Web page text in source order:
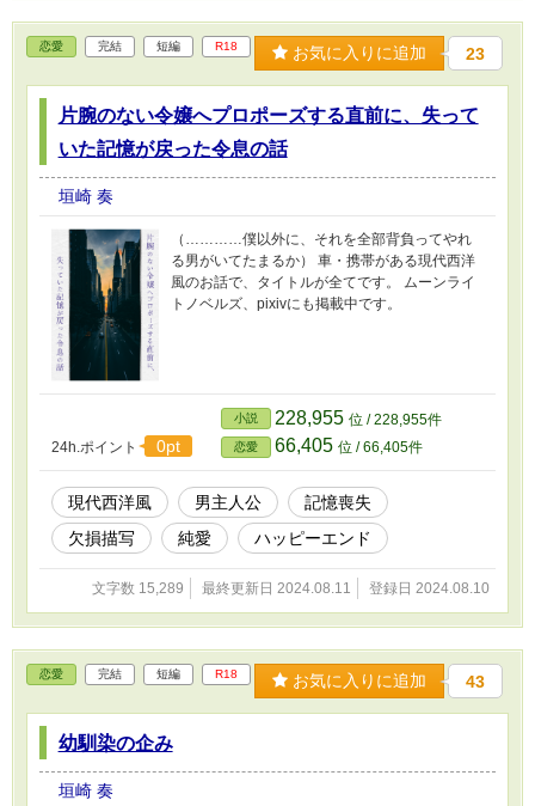
恋愛 完結 短編 R18 お気に入りに追加 23
片腕のない令嬢へプロポーズする直前に、失って
いた記憶が戻った令息の話
垣崎 奏
（…………僕以外に、それを全部背負ってやれ
る男がいてたまるか） 車・携帯がある現代西洋
風のお話で、タイトルが全てです。 ムーンライ
トノベルズ、pixivにも掲載中です。
24h.ポイント 0pt
小説 228,955 位 / 228,955件
恋愛 66,405 位 / 66,405件
現代西洋風 男主人公
記憶喪失
欠損描写
純愛 ハッピーエンド
文字数 15,289 最終更新日 2024.08.11 登録日 2024.08.10
恋愛 完結 短編 R18 お気に入りに追加 43
幼馴染の企み
垣崎 奏